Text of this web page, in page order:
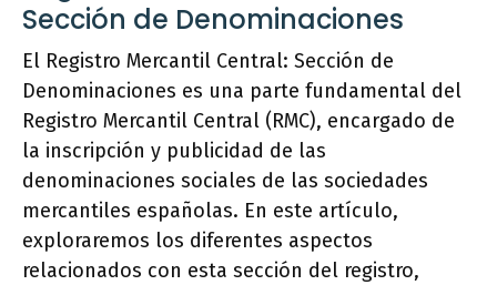
Sección de Denominaciones
El Registro Mercantil Central: Sección de
Denominaciones es una parte fundamental del
Registro Mercantil Central (RMC), encargado de
la inscripción y publicidad de las
denominaciones sociales de las sociedades
mercantiles españolas. En este artículo,
exploraremos los diferentes aspectos
relacionados con esta sección del registro,